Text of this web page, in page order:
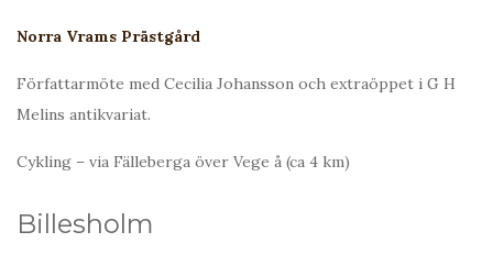
Norra Vrams Prästgård
Författarmöte med Cecilia Johansson och extraöppet i G H
Melins antikvariat.
Cykling – via Fälleberga över Vege å (ca 4 km)
Billesholm